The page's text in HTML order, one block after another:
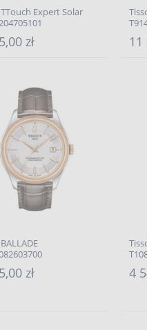
Expert Solar
zł 11
zł 4